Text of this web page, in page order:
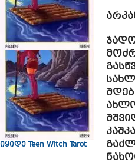
იყიდე Teen Witch Tarot